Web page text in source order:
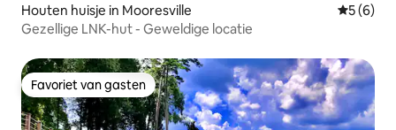
Houten huisje in Mooresville
5 (6)
Gezellige LNK-hut - Geweldige locatie
Favoriet van gasten
Favoriet van gasten